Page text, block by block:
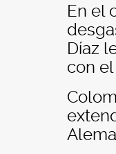
En el
Díaz
con